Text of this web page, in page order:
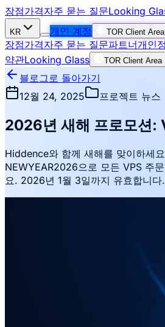
장점가격자주 묻는 질문Looking
KR 개인 계정 TOR Client Area
장점가격자주 묻는 질문파트너개인
약관Looking Glass TOR Client Area
블로그로 돌아가기
12월 24, 2025
프로젝트 뉴스
2026년 새해 프로모션:
Hiddence와 함께 새해를 맞이하세
NEWYEAR2026으로 모든 VPS 주
요. 2026년 1월 3일까지 유효합니다.